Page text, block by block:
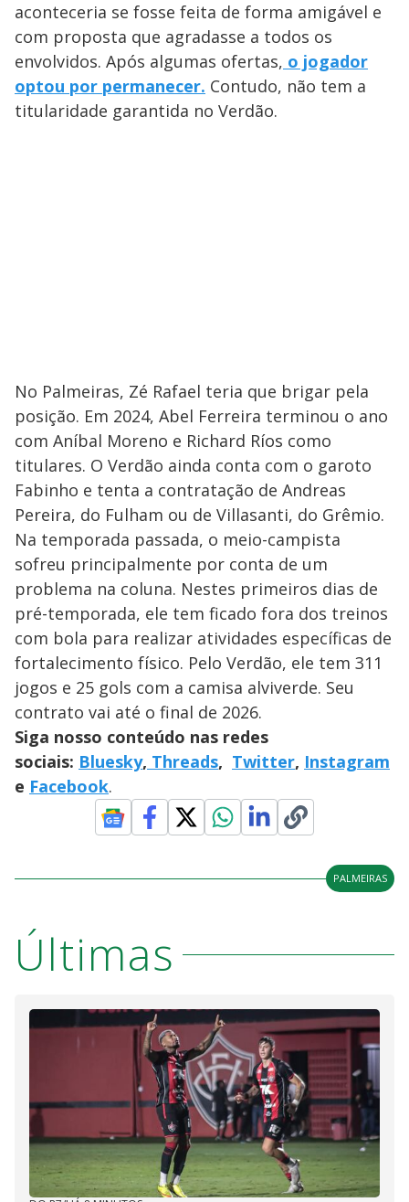
aconteceria se fosse feita de forma amigável e
com proposta que agradasse a todos os
envolvidos. Após algumas ofertas, o jogador
optou por permanecer. Contudo, não tem a
titularidade garantida no Verdão.
No Palmeiras, Zé Rafael teria que brigar pela
posição. Em 2024, Abel Ferreira terminou o ano
com Aníbal Moreno e Richard Ríos como
titulares. O Verdão ainda conta com o garoto
Fabinho e tenta a contratação de Andreas
Pereira, do Fulham ou de Villasanti, do Grêmio.
Na temporada passada, o meio-campista
sofreu principalmente por conta de um
problema na coluna. Nestes primeiros dias de
pré-temporada, ele tem ficado fora dos treinos
com bola para realizar atividades específicas de
fortalecimento físico. Pelo Verdão, ele tem 311
jogos e 25 gols com a camisa alviverde. Seu
contrato vai até o final de 2026.
Siga nosso conteúdo nas redes
sociais: Bluesky, Threads, Twitter, Instagram
e Facebook.
PALMEIRAS
Últimas